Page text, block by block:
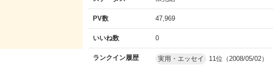
PV数 47,969
いいね数 0
ランクイン履歴 実用・エッセイ 11位（2008/05/02）